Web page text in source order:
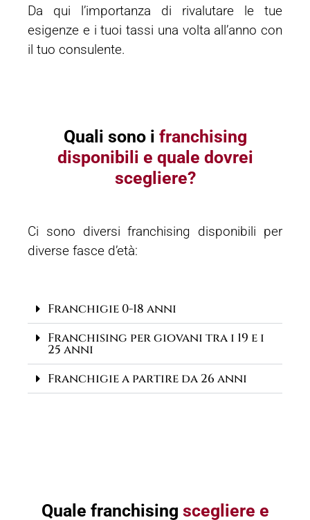
Da qui l’importanza di rivalutare le tue
esigenze e i tuoi tassi una volta all’anno con
il tuo consulente.
Quali sono i franchising
disponibili e quale dovrei
scegliere?
Ci sono diversi franchising disponibili per
diverse fasce d’età:
Franchigie 0-18 anni
Franchising per giovani tra i 19 e i
25 anni
Franchigie a partire da 26 anni
Quale franchising scegliere e